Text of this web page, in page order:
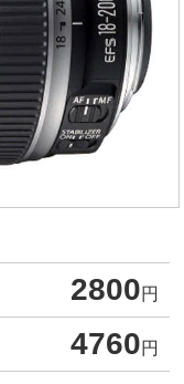
2800円
4760円